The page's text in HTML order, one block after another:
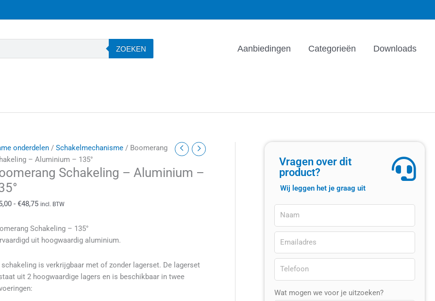
ZOEKEN Aanbiedingen Categorieën Downloads
onderdelen/ Schakelmechanisme/ Boomerang
– Aluminium – 135°
Schakeling – Aluminium –
- €48,75
Prijsklasse:
€25,00
tot
€48,75
incl. BTW
Schakeling – 135°
uit hoogwaardig aluminium.
schakeling is verkrijgbaar met of zonder lagerset. De lagerset
uit 2 hoogwaardige lagers en is beschikbaar in twee
Vragen over dit
product?
Wij leggen het je graag uit
Wat mogen we voor je uitzoeken?